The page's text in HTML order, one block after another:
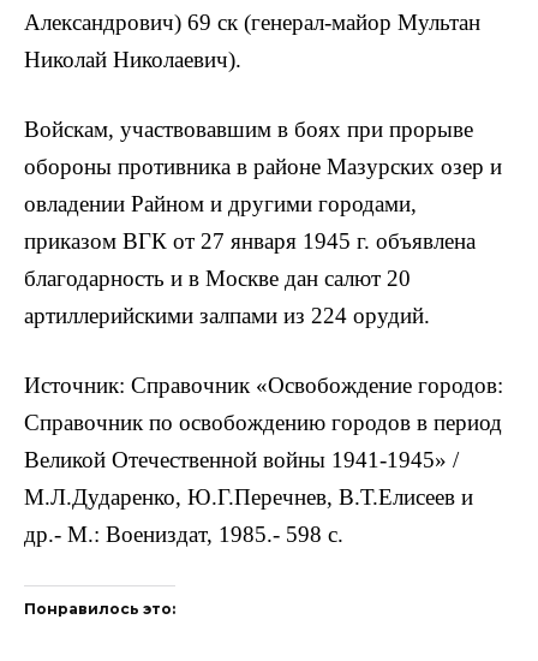
Александрович) 69 ск (генерал-майор Мультан
Николай Николаевич).
Войскам, участвовавшим в боях при прорыве
обороны противника в районе Мазурских озер и
овладении Райном и другими городами,
приказом ВГК от 27 января 1945 г. объявлена
благодарность и в Москве дан салют 20
артиллерийскими залпами из 224 орудий.
Источник: Справочник «Освобождение городов:
Справочник по освобождению городов в период
Великой Отечественной войны 1941-1945» /
М.Л.Дударенко, Ю.Г.Перечнев, В.Т.Елисеев и
др.- М.: Воениздат, 1985.- 598 с.
Понравилось это: